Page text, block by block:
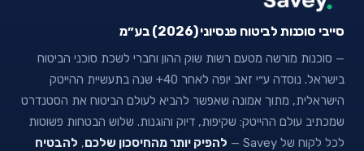
סייבי סוכנות לביטוח פנסיוני (2026) בע״מ
— סוכנות מורשה מטעם רשות שוק ההון וחברי לשכת סוכני הביטוח
בישראל. נוסדה ע״י זאב יופה לאחר 40+ שנה בתעשיית ההייטק
הישראלית, מתוך אמונה שאפשר להביא לעולם הביטוח את הסטנדרט
שמכתיב עולם ההייטק: שקיפות, דיוק והוגנות. שלוש הבטחות פשוטות
לכל לקוח של Savey —
להפיק יותר מהחיסכון שלכם, להבטיח